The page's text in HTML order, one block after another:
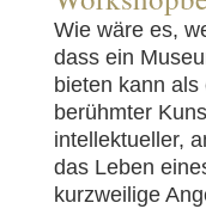
Wie wäre es,
dass ein
bieten kann
berühmter
intellektueller,
das Leben
kurzweilige